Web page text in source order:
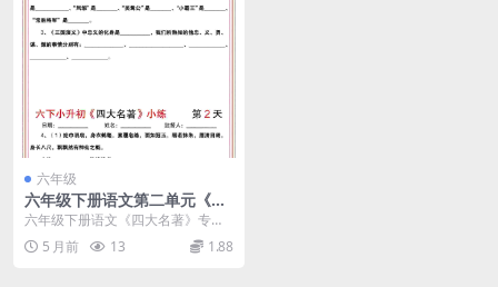
六年级
六年级下册语文第二单元《四
大名著》名著阅读专项小练及
考点解析
六年级下册语文《四大名著》专项
小练详情 进入六年级下册语文第二
单元的学习，古典名...
5 月前 13 1.88